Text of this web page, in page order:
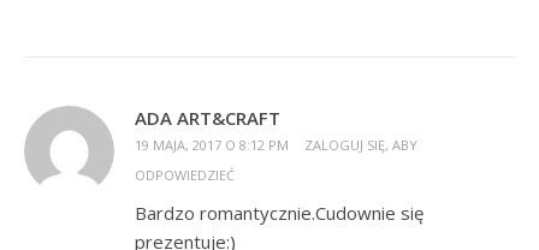
ADA ART&CRAFT
19 MAJA, 2017 O 8:12 PM
ZALOGUJ SIĘ, ABY
ODPOWIEDZIEĆ
Bardzo romantycznie.Cudownie się
prezentuje:)